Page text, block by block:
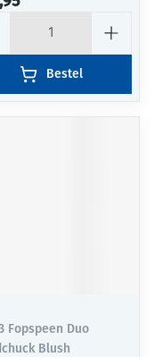
Bestel
Fopspeen Duo
Blush